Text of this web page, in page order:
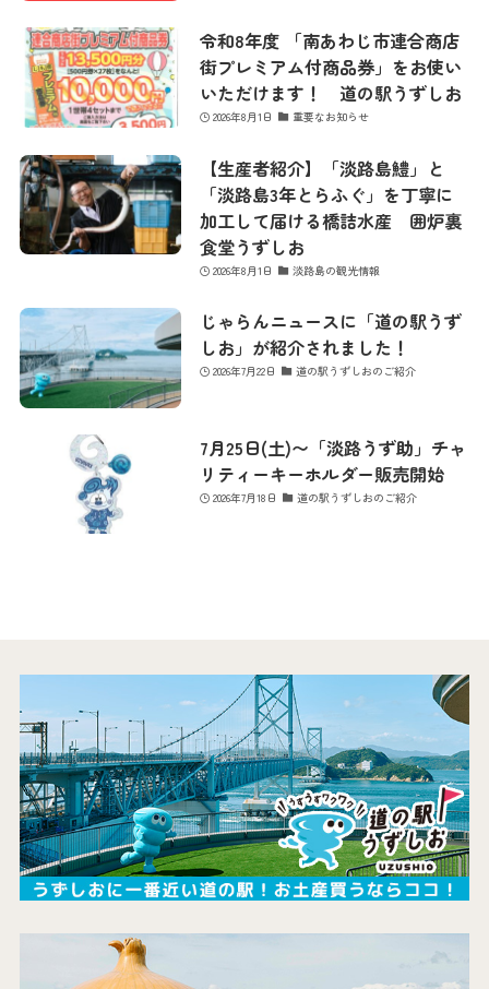
最新情報
令和8年度 「南あわじ市連合商店
街プレミアム付商品券」をお使い
いただけます！ 道の駅うずしお
2026年8月1日 重要なお知らせ
【生産者紹介】「淡路島鱧」と
「淡路島3年とらふぐ」を丁寧に
加工して届ける橋詰水産 囲炉裏
食堂うずしお
2026年8月1日 淡路島の観光情報
じゃらんニュースに「道の駅うず
しお」が紹介されました！
2026年7月22日 道の駅うずしおのご紹介
7月25日(土)〜「淡路うず助」チャ
リティーキーホルダー販売開始
2026年7月18日 道の駅うずしおのご紹介